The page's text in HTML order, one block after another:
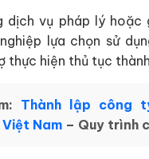
dịch vụ pháp lý hoặc
lựa chọn sử
thực hiện thủ tục
Thành lập công
Nam– Quy trình